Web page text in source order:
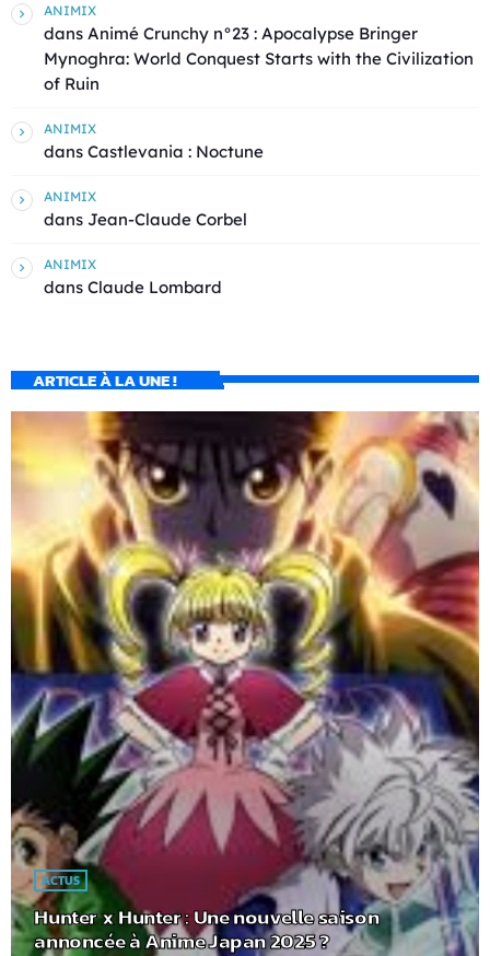
ANIMIX
dans Animé Crunchy n°23 : Apocalypse Bringer
Mynoghra: World Conquest Starts with the Civilization
of Ruin
ANIMIX
dans Castlevania : Noctune
ANIMIX
dans Jean-Claude Corbel
ANIMIX
dans Claude Lombard
ARTICLE À LA UNE !
ACTUS
Hunter x Hunter : Une nouvelle saison
annoncée à Anime Japan 2025 ?